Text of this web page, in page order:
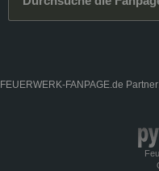
FEUERWERK-FANPAGE.de